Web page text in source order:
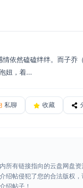
依然磕磕绊绊。而子乔
妞，着...
私聊 收藏
所有链接指向的云盘网盘
绍帖侵犯了您的合法版权
绍帖子！